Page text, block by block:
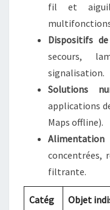
fil et
Dispositifs
secours,
signalisation.
Solutions
applications
Maps offline).
concentrées,
filtrante.
Catég Objet